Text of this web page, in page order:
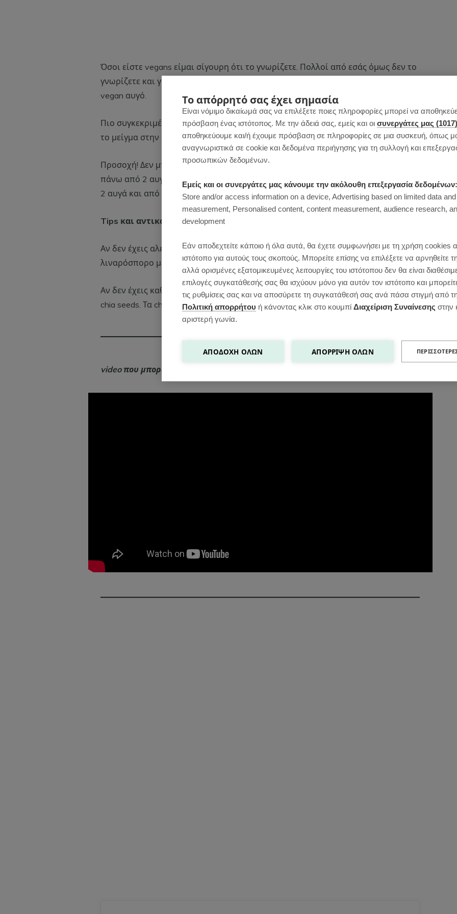
Όσοι είστε vegans είμαι σίγουρη ότι το γνωρίζετε. Πολλοί από εσάς όμως δεν το
γνωρίζετε και γι’αυτό είπα να κάνω ένα ξεχωριστό άρθρο για το πιο γνωστό
vegan αυγό.
Πιο συγκεκριμένα, αν ανακατέψεις αλεσμένο λιναρόσπορο με νερό και αφήσεις
το μείγμα στην άκρη για 15 λεπτά, θα έχεις έτοιμο το τέλειο “αυγό”.
Προσοχή! Δεν μπορείς να αντικαταστήσεις με αυτό το υποκατάστατο αυγού
πάνω από 2 αυγά σε συνταγή. Το υποκατάστατο μπορεί να αντικαταστήσει μέχρι
2 αυγά και από εκεί και πέρα εξαρτάται από την κάθε περίπτωση ξεχωριστά.
Tips και αντικαταστάσεις
Αν δεν έχεις αλεσμένο λιναρόσπορο μπορείς να χτυπήσεις στο μούλτι
λιναρόσπορο μέχρι να γίνει σαν αλεύρι και να τον χρησιμοποιήσεις κανονικά.
Αν δεν έχεις καθόλου λιναρόσπορο μπορείς να χρησιμοποιήσεις ίδια ποσότητα
chia seeds. Τα chia seeds δεν χρειάζεται κιόλας να τα αλέσεις.
video που μπορεί επίσης να σου αρέσει
Το απόρρητό σας έχει σημασία
Είναι νόμιμο δικαίωμά σας να επιλέξετε ποιες πληροφορίες μπορεί να
πρόσβαση ένας ιστότοπος. Με την άδειά σας, εμείς και οι συνεργάτες μας (1017)
αποθηκεύουμε και/ή έχουμε πρόσβαση σε πληροφορίες σε μια συσκευή, όπως
αναγνωριστικά σε cookie και δεδομένα περιήγησης για τη συλλογή και
προσωπικών δεδομένων.
Εμείς και οι συνεργάτες μας κάνουμε την ακόλουθη επεξεργασία δεδομένων:
Store and/or access information on a device, Advertising based on limited data
measurement, Personalised content, content measurement, audience research,
development
Εάν αποδεχτείτε κάποιο ή όλα αυτά, θα έχετε συμφωνήσει με τη χρήση cookies
ιστότοπο για αυτούς τους σκοπούς. Μπορείτε επίσης να επιλέξετε να αρνηθείτε
αλλά ορισμένες εξατομικευμένες λειτουργίες του ιστότοπου δεν θα είναι
επιλογές συγκατάθεσής σας θα ισχύουν μόνο για αυτόν τον ιστότοπο και
τις ρυθμίσεις σας και να αποσύρετε τη συγκατάθεσή σας ανά πάσα στιγμή από
Πολιτική απορρήτου ή κάνοντας κλικ στο κουμπί Διαχείριση Συναίνεσης στην
αριστερή γωνία.
ΑΠΟΔΟΧΉ ΌΛΩΝ ΑΠΌΡΡΙΨΗ ΌΛΩΝ